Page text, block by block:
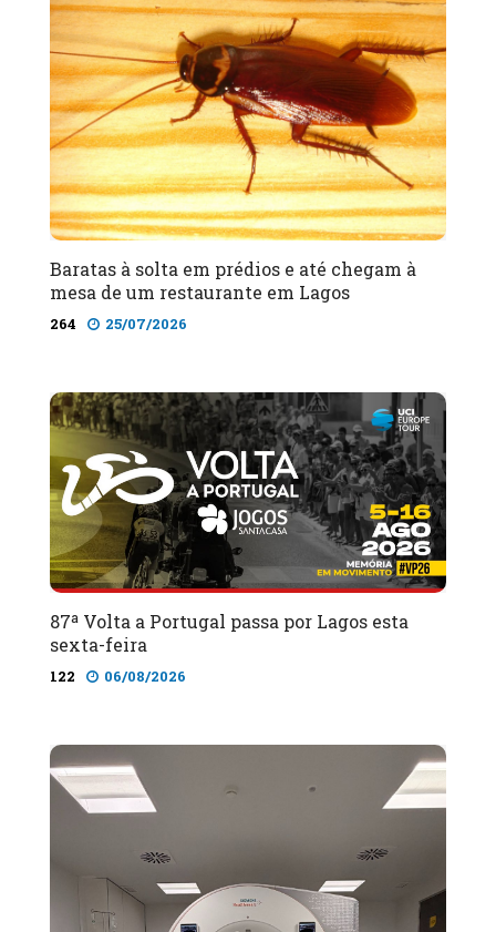
Baratas à solta em prédios e até chegam à
mesa de um restaurante em Lagos
264 25/07/2026
87ª Volta a Portugal passa por Lagos esta
sexta-feira
122 06/08/2026